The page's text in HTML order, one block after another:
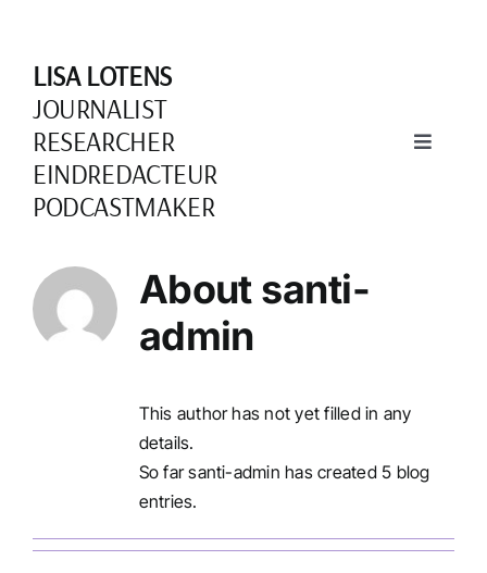
contentLISA LOTENS
JOURNALIST
RESEARCHER
EINDREDACTEUR
PODCASTMAKER
Toggle
Over mij
Schrijven
Documentaires
Campagnes
About santi-
admin
This author has not yet filled in any
details.
So far santi-admin has created 5 blog
entries.